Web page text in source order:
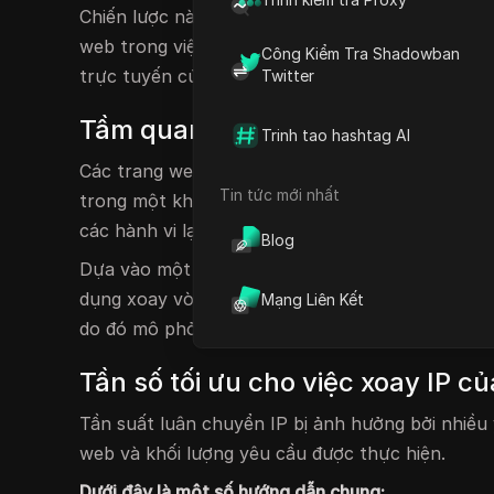
Công Kiểm Tra Shadowban
Twitter
Trinh tao hashtag AI
Tin tức mới nhất
Blog
Mạng Liên Kết
Chiến lược này phân phối hiệu quả các yêu
web trong việc xác định và chặn các công cụ
trực tuyến của bạn vẫn kín đáo và an toàn.
Tầm quan trọng của việc xoay
Các trang web thường xuyên triển khai các hệ
trong một khung thời gian ngắn. Các hệ thống
các hành vi lạm dụng và thúc đẩy việc sử dụng
Dựa vào một địa chỉ IP duy nhất cho nhiều yêu
dụng xoay vòng IP có thể giúp giảm bớt vấn đề
do đó mô phỏng hoạt động của nhiều người
Tần số tối ưu cho việc xoay IP
Tần suất luân chuyển IP bị ảnh hưởng bởi
web và khối lượng yêu cầu được thực hiện.